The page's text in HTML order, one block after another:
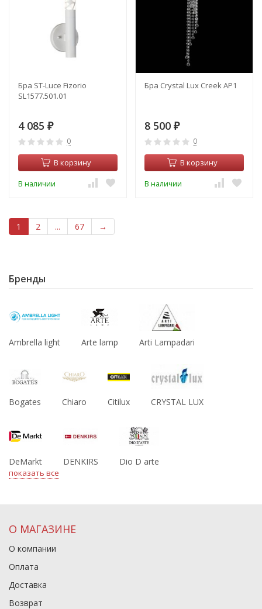
Бра ST-Luce Fizorio
SL1577.501.01
4 085 ₽
0
В корзину
В наличии
Бра Crystal Lux Creek AP1
8 500 ₽
0
В корзину
В наличии
1 2 ... 67 →
Бренды
Ambrella light Arte lamp Arti Lampadari
Bogates Chiaro Citilux CRYSTAL LUX
DeMarkt DENKIRS Dio D arte
показать все
О МАГАЗИНЕ
О компании
Оплата
Доставка
Возврат